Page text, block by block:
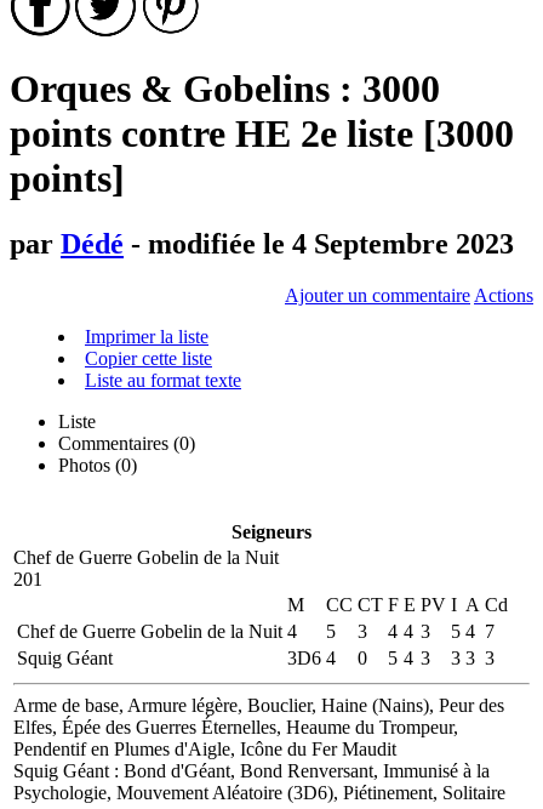
Orques & Gobelins : 3000
points contre HE 2e liste [3000
points]
par Dédé - modifiée le 4 Septembre 2023
Ajouter un commentaire Actions
Imprimer la liste
Copier cette liste
Liste au format texte
Liste
Commentaires (0)
Photos (0)
Seigneurs
Chef de Guerre Gobelin de la Nuit
201
M
CC CT F E PV I A Cd
Chef de Guerre Gobelin de la Nuit 4 5 3 4 4 3 5 4 7
Squig Géant
3D6 4 0 5 4 3 3 3 3
Arme de base, Armure légère, Bouclier, Haine (Nains), Peur des
Elfes, Épée des Guerres Éternelles, Heaume du Trompeur,
Pendentif en Plumes d'Aigle, Icône du Fer Maudit
Squig Géant : Bond d'Géant, Bond Renversant, Immunisé à la
Psychologie, Mouvement Aléatoire (3D6), Piétinement, Solitaire